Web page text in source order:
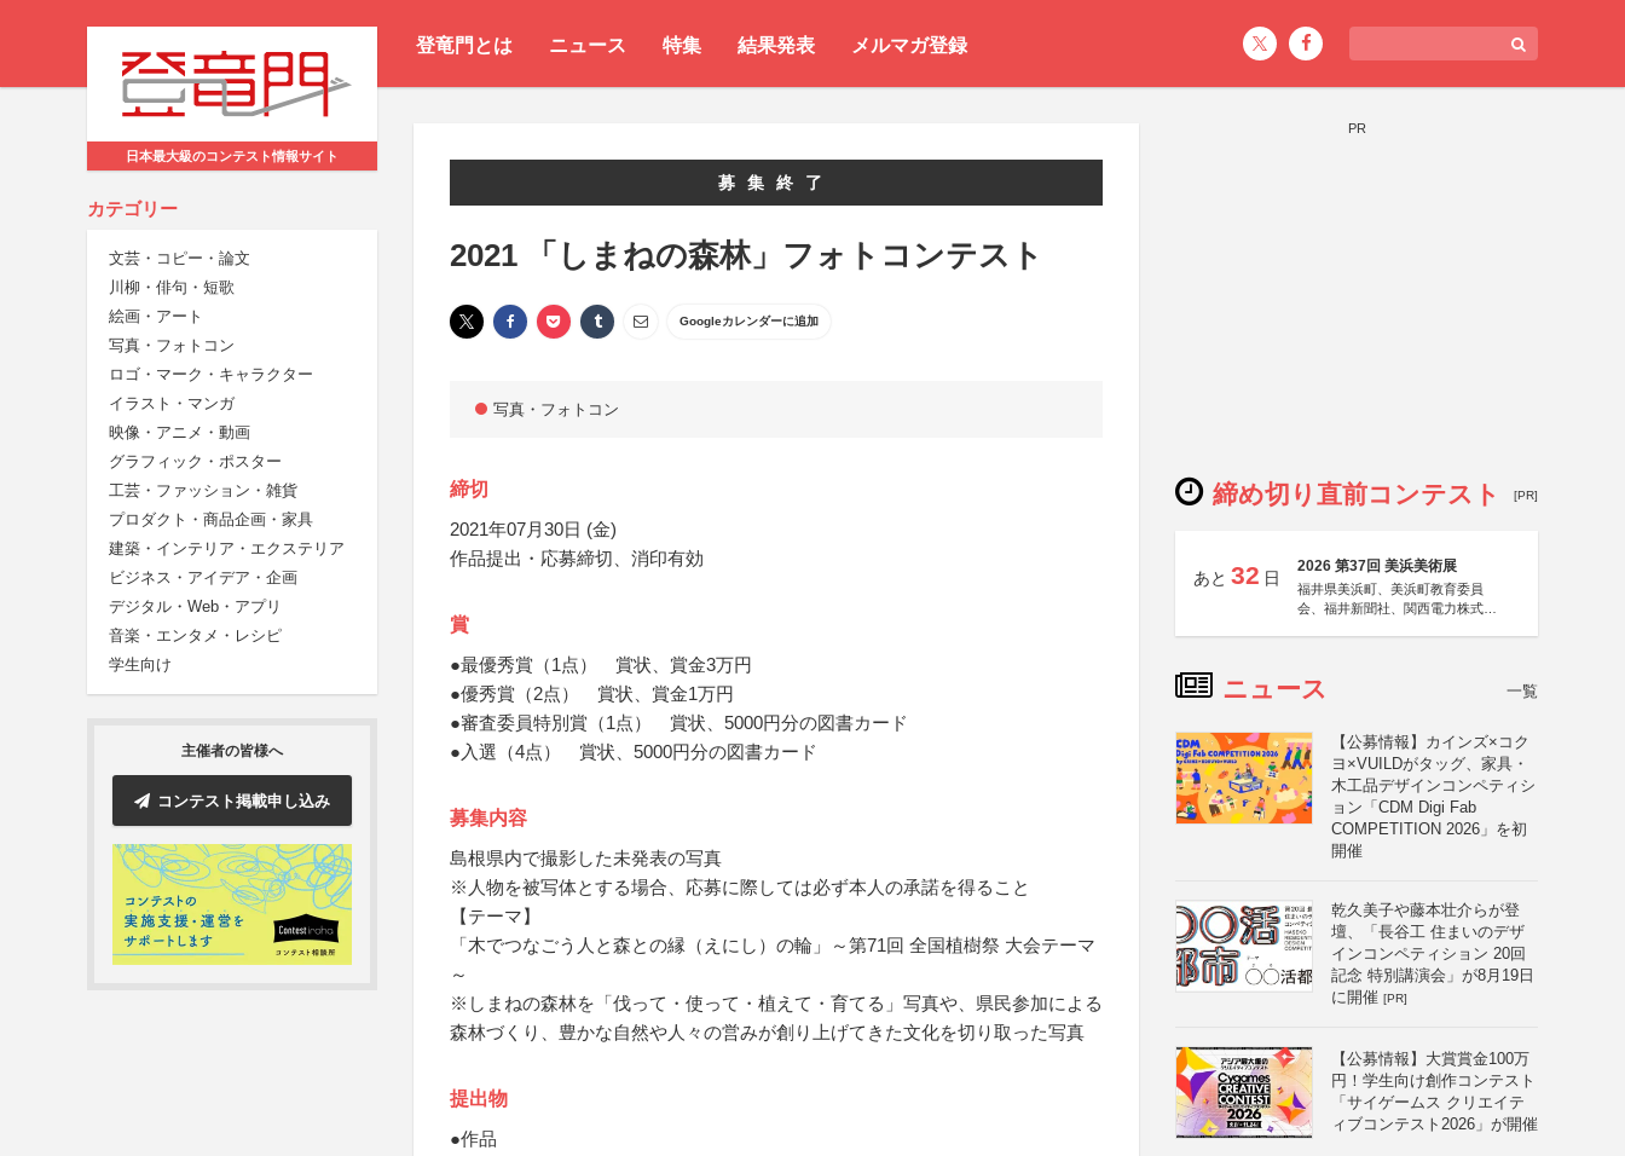
登竜門とは ニュース 特集 結果発表 メルマガ登録
日本最大級のコンテスト情報サイト
カテゴリー
文芸・コピー・論文
川柳・俳句・短歌
絵画・アート
写真・フォトコン
ロゴ・マーク・キャラクター
イラスト・マンガ
映像・アニメ・動画
グラフィック・ポスター
工芸・ファッション・雑貨
プロダクト・商品企画・家具
建築・インテリア・エクステリア
ビジネス・アイデア・企画
デジタル・Web・アプリ
音楽・エンタメ・レシピ
学生向け
主催者の皆様へ
コンテスト掲載申し込み
募集終了
2021 「しまねの森林」フォトコンテスト
Googleカレンダーに追加
写真・フォトコン
締切
2021年07月30日 (金)
作品提出・応募締切、消印有効
賞
●最優秀賞（1点） 賞状、賞金3万円
●優秀賞（2点） 賞状、賞金1万円
●審査委員特別賞（1点） 賞状、5000円分の図書カード
●入選（4点） 賞状、5000円分の図書カード
募集内容
島根県内で撮影した未発表の写真
※人物を被写体とする場合、応募に際しては必ず本人の承諾を得ること
【テーマ】
「木でつなごう人と森との縁（えにし）の輪」～第71回 全国植樹祭 大会テーマ
～
※しまねの森林を「伐って・使って・植えて・育てる」写真や、県民参加による
森林づくり、豊かな自然や人々の営みが創り上げてきた文化を切り取った写真
提出物
●作品
PR
締め切り直前コンテスト [PR]
あと 32 日
2026 第37回 美浜美術展
福井県美浜町、美浜町教育委員
会、福井新聞社、関西電力株式会
ニュース 一覧
【公募情報】カインズ×コク
ヨ×VUILDがタッグ、家具・
木工品デザインコンペティシ
ョン「CDM Digi Fab
COMPETITION 2026」を初
開催
乾久美子や藤本壮介らが登
壇、「長谷工 住まいのデザ
インコンペティション 20回
記念 特別講演会」が8月19日
に開催 [PR]
【公募情報】大賞賞金100万
円！学生向け創作コンテスト
「サイゲームス クリエイテ
ィブコンテスト2026」が開催